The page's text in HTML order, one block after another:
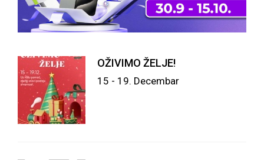
OŽIVIMO ŽELJE!
15 - 19. Decembar